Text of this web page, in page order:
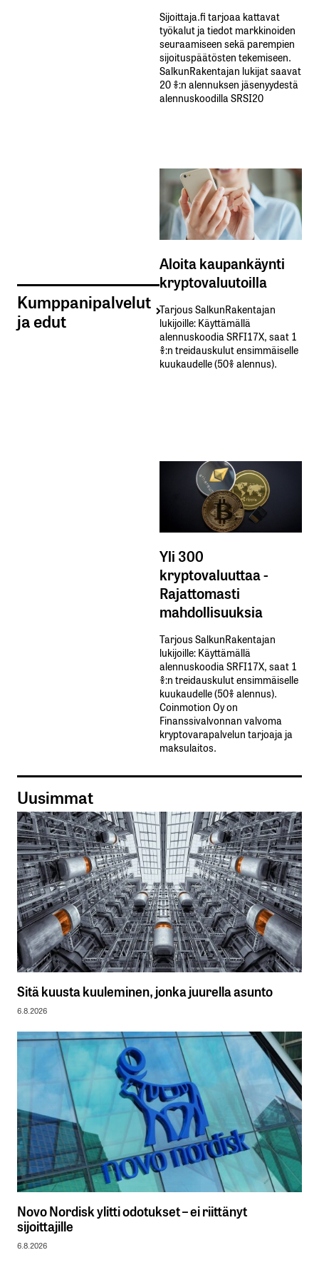
Kumppanipalvelut
ja edut
Sijoittaja.fi tarjoaa kattavat
työkalut ja tiedot markkinoiden
seuraamiseen sekä parempien
sijoituspäätösten tekemiseen.
SalkunRakentajan lukijat saavat
20 %:n alennuksen jäsenyydestä
alennuskoodilla SRSI20
Aloita kaupankäynti
kryptovaluutoilla
Tarjous SalkunRakentajan
lukijoille: Käyttämällä​ ​
alennuskoodia​ ​SRFI17X,​ ​saat​ ​1
%:n treidauskulut​ ​ensimmäiselle​ ​
kuukaudelle​ ​(50%​ ​alennus).
Yli 300
kryptovaluuttaa -
Rajattomasti
mahdollisuuksia
Tarjous SalkunRakentajan
lukijoille: Käyttämällä​ ​
alennuskoodia​ ​SRFI17X,​ ​saat​ ​1
%:n treidauskulut​ ​ensimmäiselle​ ​
kuukaudelle​ ​(50%​ ​alennus).
Coinmotion Oy on
Finanssivalvonnan valvoma
kryptovarapalvelun tarjoaja ja
maksulaitos.
Uusimmat
Sitä kuusta kuuleminen, jonka juurella asunto
6.8.2026
Novo Nordisk ylitti odotukset – ei riittänyt
sijoittajille
6.8.2026